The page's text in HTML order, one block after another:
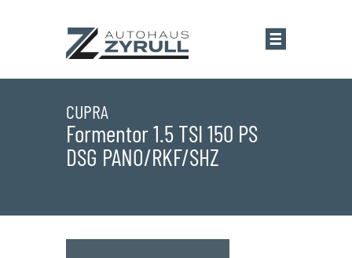
Startseite
Standorte
CUPRA
Formentor 1.5 TSI 150 PS
DSG PANO/RKF/SHZ